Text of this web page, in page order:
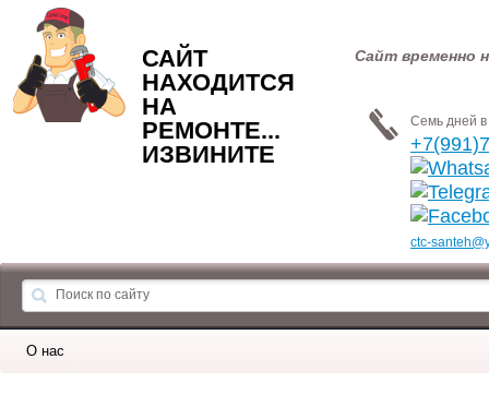
САЙТ
НАХОДИТСЯ
НА
РЕМОНТЕ...
ИЗВИНИТЕ
Сайт временно
Семь дней
ctc-
О нас